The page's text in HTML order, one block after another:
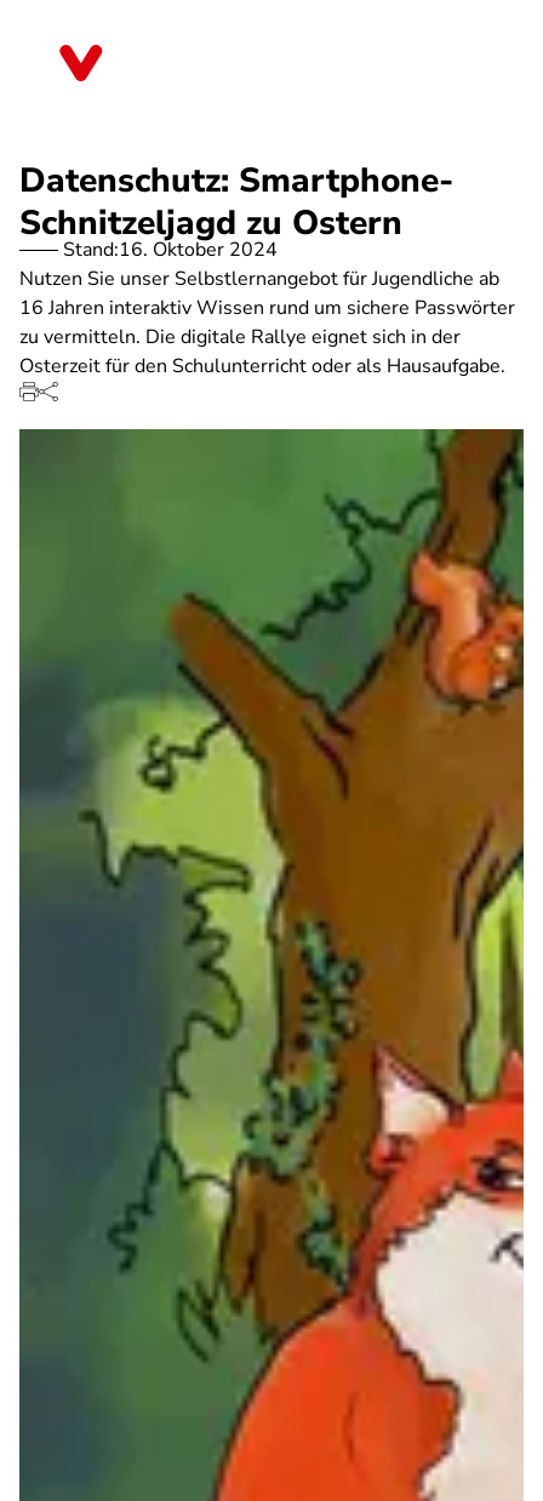
Datenschutz: Smartphone-
Schnitzeljagd zu Ostern
Stand:16. Oktober 2024
Nutzen Sie unser Selbstlernangebot für Jugendliche ab
16 Jahren interaktiv Wissen rund um sichere Passwörter
zu vermitteln. Die digitale Rallye eignet sich in der
Osterzeit für den Schulunterricht oder als Hausaufgabe.